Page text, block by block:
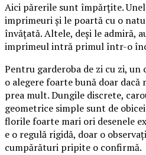
Aici părerile sunt împărțite.
imprimeuri și le poartă cu o
învățată. Altele, deși le admiră,
imprimeul intră primul într-o
Pentru garderoba de zi cu zi,
o alegere foarte bună doar
prea mult. Dungile discrete,
geometrice simple sunt de
florile foarte mari ori desenele
e o regulă rigidă, doar o
cumpărături pripite o confirmă.